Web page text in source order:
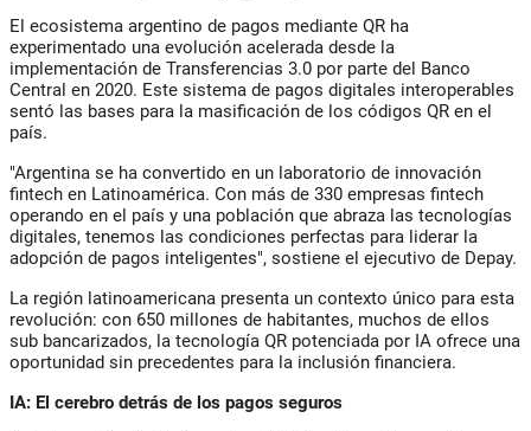
El ecosistema argentino de pagos mediante QR ha
experimentado una evolución acelerada desde la
implementación de Transferencias 3.0 por parte del Banco
Central en 2020. Este sistema de pagos digitales interoperables
sentó las bases para la masificación de los códigos QR en el
país.
"Argentina se ha convertido en un laboratorio de innovación
fintech en Latinoamérica. Con más de 330 empresas fintech
operando en el país y una población que abraza las tecnologías
digitales, tenemos las condiciones perfectas para liderar la
adopción de pagos inteligentes", sostiene el ejecutivo de Depay.
La región latinoamericana presenta un contexto único para esta
revolución: con 650 millones de habitantes, muchos de ellos
sub bancarizados, la tecnología QR potenciada por IA ofrece una
oportunidad sin precedentes para la inclusión financiera.
IA: El cerebro detrás de los pagos seguros